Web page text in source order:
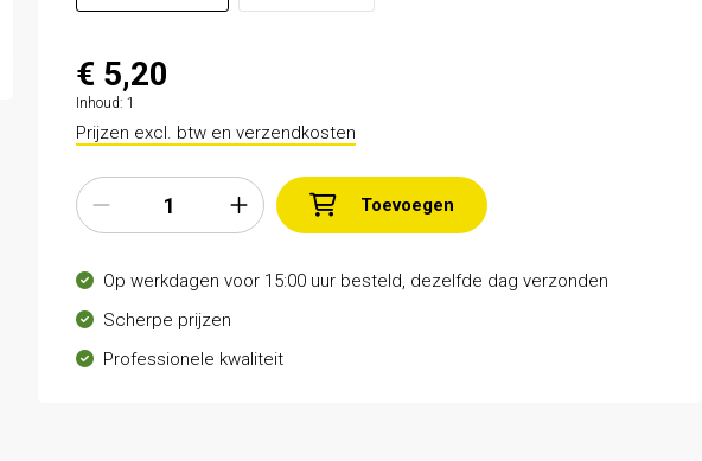
€ 5,20
Inhoud: 1
Prijzen excl. btw en verzendkosten
Toevoegen
Op werkdagen voor 15:00 uur besteld, dezelfde dag verzonden
Scherpe prijzen
Professionele kwaliteit